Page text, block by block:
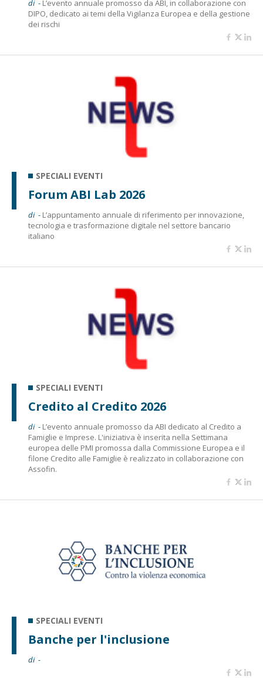
di - L’evento annuale promosso da ABI, in collaborazione con
DIPO, dedicato ai temi della Vigilanza Europea e della gestione
dei rischi
SPECIALI EVENTI
Forum ABI Lab 2026
di - L’appuntamento annuale di riferimento per innovazione,
tecnologia e trasformazione digitale nel settore bancario
italiano
SPECIALI EVENTI
Credito al Credito 2026
di - L’evento annuale promosso da ABI dedicato al Credito a
Famiglie e Imprese. L'iniziativa è inserita nella Settimana
europea delle PMI promossa dalla Commissione Europea e il
filone Credito alle Famiglie è realizzato in collaborazione con
Assofin.
SPECIALI EVENTI
Banche per l'inclusione
di -